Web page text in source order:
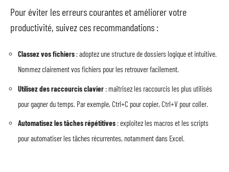
Pour éviter les erreurs courantes et améliorer votre
productivité, suivez ces recommandations :
Classez vos fichiers : adoptez une structure de dossiers logique et intuitive.
Nommez clairement vos fichiers pour les retrouver facilement.
Utilisez des raccourcis clavier : maîtrisez les raccourcis les plus utilisés
pour gagner du temps. Par exemple, Ctrl+C pour copier, Ctrl+V pour coller.
Automatisez les tâches répétitives : exploitez les macros et les scripts
pour automatiser les tâches récurrentes, notamment dans Excel.